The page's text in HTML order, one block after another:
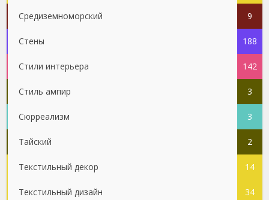
Средиземноморский 9
Стены 188
Стили интерьера 142
Стиль ампир 3
Сюрреализм 3
Тайский 2
Текстильный декор 14
Текстильный дизайн 34